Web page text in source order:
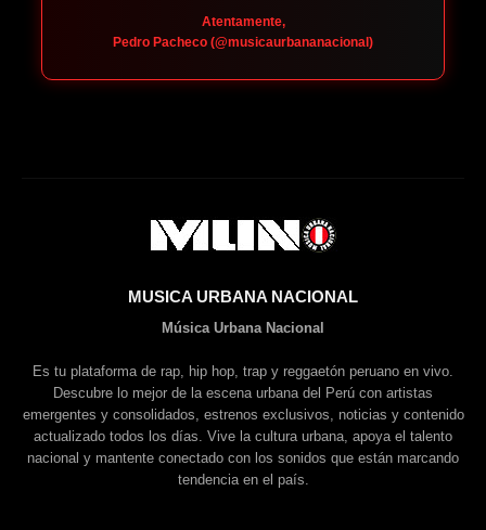
Atentamente,
Pedro Pacheco (@musicaurbananacional)
MUSICA URBANA NACIONAL
Música Urbana Nacional
Es tu plataforma de rap, hip hop, trap y reggaetón peruano en vivo.
Descubre lo mejor de la escena urbana del Perú con artistas
emergentes y consolidados, estrenos exclusivos, noticias y contenido
actualizado todos los días. Vive la cultura urbana, apoya el talento
nacional y mantente conectado con los sonidos que están marcando
tendencia en el país.